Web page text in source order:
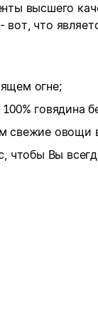
высшего
что
огне;
говядина
свежие овощи
чтобы Вы